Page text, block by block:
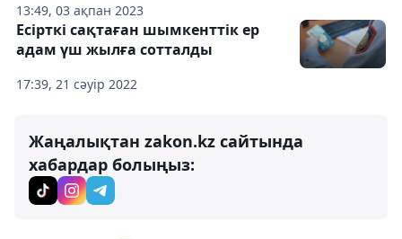
13:49, 03 ақпан 2023
17:39, 21 сәуір 2022
Есірткі сақтаған шымкенттік ер
адам үш жылға сотталды
Жаңалықтан zakon.kz сайтында
хабардар болыңыз: